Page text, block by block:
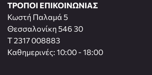
ΤΡΟΠΟΙ ΕΠΙΚΟΙΝΩΝΙΑΣ
Κωστή Παλαμά 5
Θεσσαλονίκη 546 30
T 2317 008883
Καθημερινές: 10:00 - 18:00